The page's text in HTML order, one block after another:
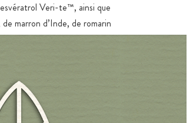
Veri-te™, ainsi que
marron d’Inde, de romarin
médicinal polypore,
normale de
saine et aide à protéger les